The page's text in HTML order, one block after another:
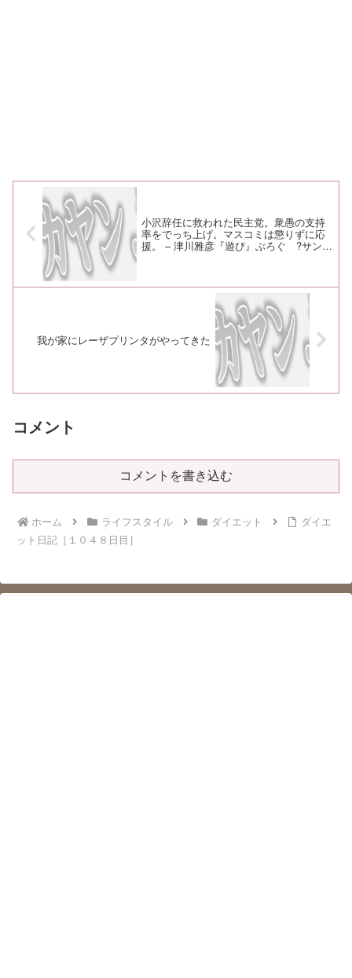
小沢辞任に救われた民主党。衆愚の支持
率をでっち上げ。マスコミは懲りずに応
援。 – 津川雅彦『遊び』ぶろぐ ?サンタ
我が家にレーザプリンタがやってきた
コメント
コメントを書き込む
ホーム ライフスタイル ダイエット
ダイエ
ット日記［１０４８日目］